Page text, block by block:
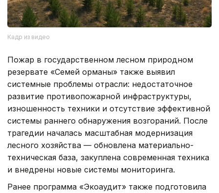
Кадр из видео
Пожар в государственном лесном природном
резервате «Семей орманы» также выявил
системные проблемы отрасли: недостаточное
развитие противопожарной инфраструктуры,
изношенность техники и отсутствие эффективной
системы раннего обнаружения возгораний. После
трагедии началась масштабная модернизация
лесного хозяйства — обновлена материально-
техническая база, закуплена современная техника
и внедрены новые системы мониторинга.
Ранее программа «Экоаудит» также подготовила